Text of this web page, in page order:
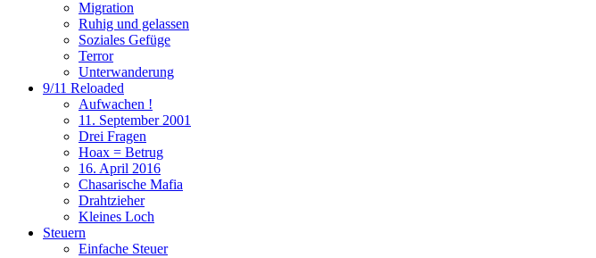
Migration
Ruhig und gelassen
Soziales Gefüge
Terror
Unterwanderung
9/11 Reloaded
Aufwachen !
11. September 2001
Drei Fragen
Hoax = Betrug
16. April 2016
Chasarische Mafia
Drahtzieher
Kleines Loch
Steuern
Einfache Steuer